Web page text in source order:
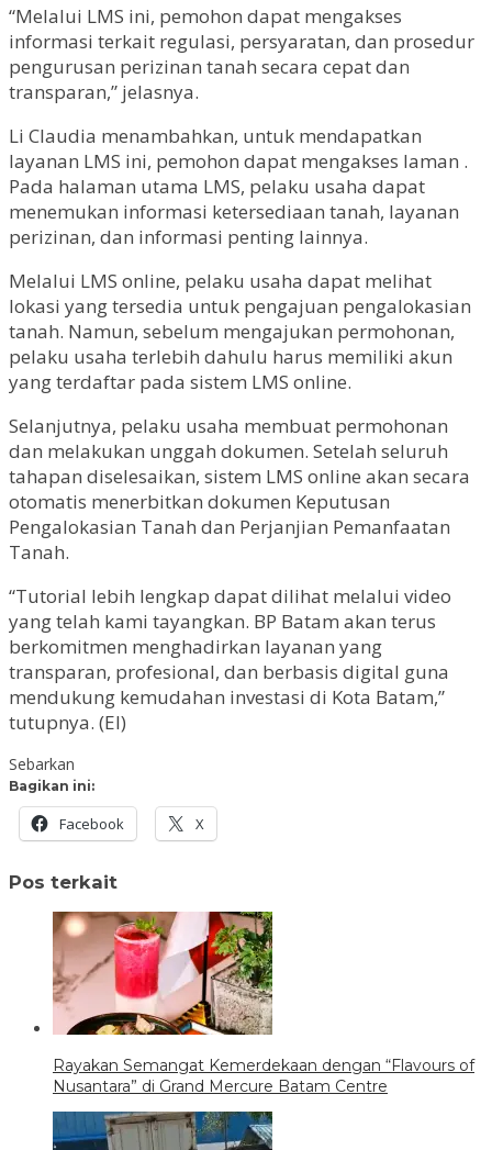
“Melalui LMS ini, pemohon dapat mengakses
informasi terkait regulasi, persyaratan, dan prosedur
pengurusan perizinan tanah secara cepat dan
transparan,” jelasnya.
Li Claudia menambahkan, untuk mendapatkan
layanan LMS ini, pemohon dapat mengakses laman .
Pada halaman utama LMS, pelaku usaha dapat
menemukan informasi ketersediaan tanah, layanan
perizinan, dan informasi penting lainnya.
Melalui LMS online, pelaku usaha dapat melihat
lokasi yang tersedia untuk pengajuan pengalokasian
tanah. Namun, sebelum mengajukan permohonan,
pelaku usaha terlebih dahulu harus memiliki akun
yang terdaftar pada sistem LMS online.
Selanjutnya, pelaku usaha membuat permohonan
dan melakukan unggah dokumen. Setelah seluruh
tahapan diselesaikan, sistem LMS online akan secara
otomatis menerbitkan dokumen Keputusan
Pengalokasian Tanah dan Perjanjian Pemanfaatan
Tanah.
“Tutorial lebih lengkap dapat dilihat melalui video
yang telah kami tayangkan. BP Batam akan terus
berkomitmen menghadirkan layanan yang
transparan, profesional, dan berbasis digital guna
mendukung kemudahan investasi di Kota Batam,”
tutupnya. (EI)
Sebarkan
Bagikan ini:
Facebook X
Pos terkait
Rayakan Semangat Kemerdekaan dengan “Flavours of
Nusantara” di Grand Mercure Batam Centre